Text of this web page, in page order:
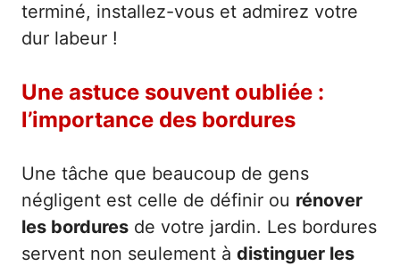
terminé, installez-vous et admirez votre
dur labeur !
Une astuce souvent oubliée :
l’importance des bordures
Une tâche que beaucoup de gens
négligent est celle de définir ou rénover
les bordures de votre jardin. Les bordures
servent non seulement à distinguer les